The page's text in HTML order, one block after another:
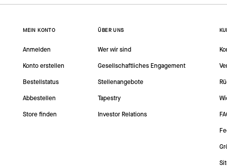
MEIN KONTO
Anmelden
Konto erstellen
Bestellstatus
Abbestellen
Store finden
ÜBER UNS
Wer wir sind
Gesellschaftliches Engagement
Stellenangebote
Tapestry
Investor Relations